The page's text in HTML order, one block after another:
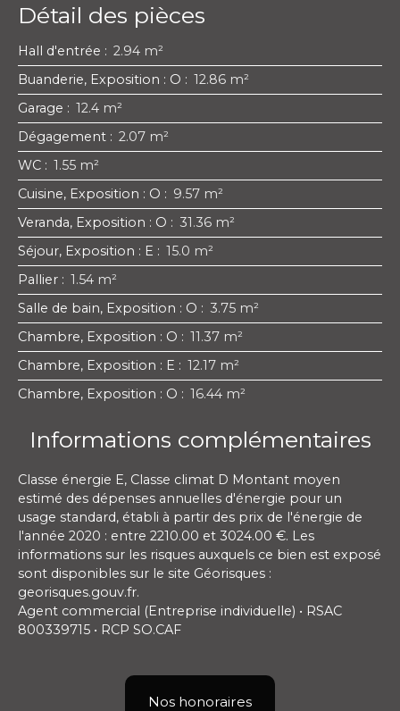
Détail des pièces
Hall d'entrée : 2.94 m²
Buanderie, Exposition : O : 12.86 m²
Garage : 12.4 m²
Dégagement : 2.07 m²
WC : 1.55 m²
Cuisine, Exposition : O : 9.57 m²
Veranda, Exposition : O : 31.36 m²
Séjour, Exposition : E : 15.0 m²
Pallier : 1.54 m²
Salle de bain, Exposition : O : 3.75 m²
Chambre, Exposition : O : 11.37 m²
Chambre, Exposition : E : 12.17 m²
Chambre, Exposition : O : 16.44 m²
Informations complémentaires
Classe énergie E, Classe climat D Montant moyen
estimé des dépenses annuelles d'énergie pour un
usage standard, établi à partir des prix de l'énergie de
l'année 2020 : entre 2210.00 et 3024.00 €. Les
informations sur les risques auxquels ce bien est exposé
sont disponibles sur le site Géorisques :
georisques.gouv.fr.
Agent commercial (Entreprise individuelle) • RSAC
800339715 • RCP SO.CAF
Nos honoraires